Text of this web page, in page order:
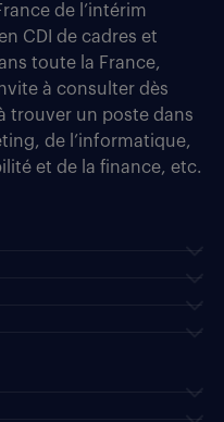
de l’intérim
CDI de cadres et
toute la France,
à consulter dès
trouver un poste dans
de l’informatique,
et de la finance, etc.